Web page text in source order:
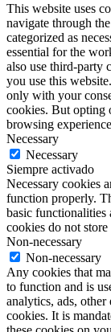
This website uses
navigate through
categorized as
essential for the
also use third-party
you use this
only with your
cookies. But opting
browsing
Necessary
Necessary
Siempre activado
Necessary cookies
function properly.
basic functionalities
cookies do not
Non-necessary
Non-necessary
Any cookies that
to function and is
analytics, ads, other
cookies. It is